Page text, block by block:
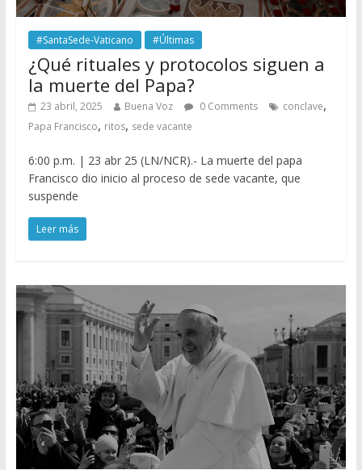
#SantaSede-Vaticano #Últimas
¿Qué rituales y protocolos siguen a
la muerte del Papa?
23 abril, 2025 Buena Voz 0 Comments conclave,
Papa Francisco, ritos, sede vacante
6:00 p.m. | 23 abr 25 (LN/NCR).- La muerte del papa
Francisco dio inicio al proceso de sede vacante, que
suspende
Leer más